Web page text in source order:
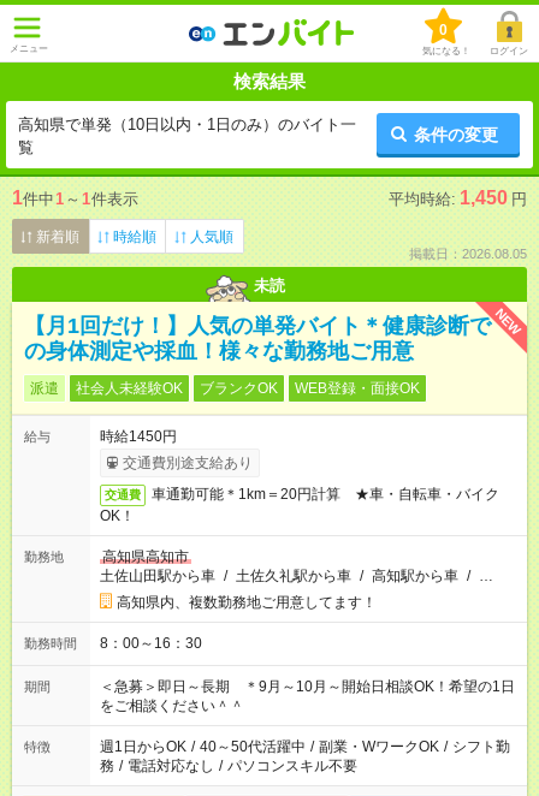
メニュー
0
気になる！ ログイン
検索結果
高知県で単発（10日以内・1日のみ）のバイト一
覧
条件の変更
1件中1 ～ 1件表示 平均時給: 1,450 円
新着順 時給順 人気順
掲載日：2026.08.05
未読
NEW
【月1回だけ！】人気の単発バイト＊健康診断で
の身体測定や採血！様々な勤務地ご用意
派遣 社会人未経験OK ブランクOK WEB登録・面接OK
給与
時給1450円
交通費別途支給あり
交通費
車通勤可能＊1km＝20円計算 ★車・自転車・バイク
OK！
勤務地
高知県高知市
土佐山田駅から車 / 土佐久礼駅から車 / 高知駅から車 / …
高知県内、複数勤務地ご用意してます！
勤務時間 8：00～16：30
期間
＜急募＞即日～長期 ＊9月～10月～開始日相談OK！希望の1日
をご相談ください＾＾
特徴 週1日からOK / 40～50代活躍中 / 副業・WワークOK / シフト勤
務 / 電話対応なし / パソコンスキル不要